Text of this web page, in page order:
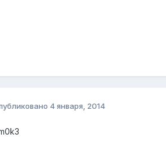
4 января, 2014